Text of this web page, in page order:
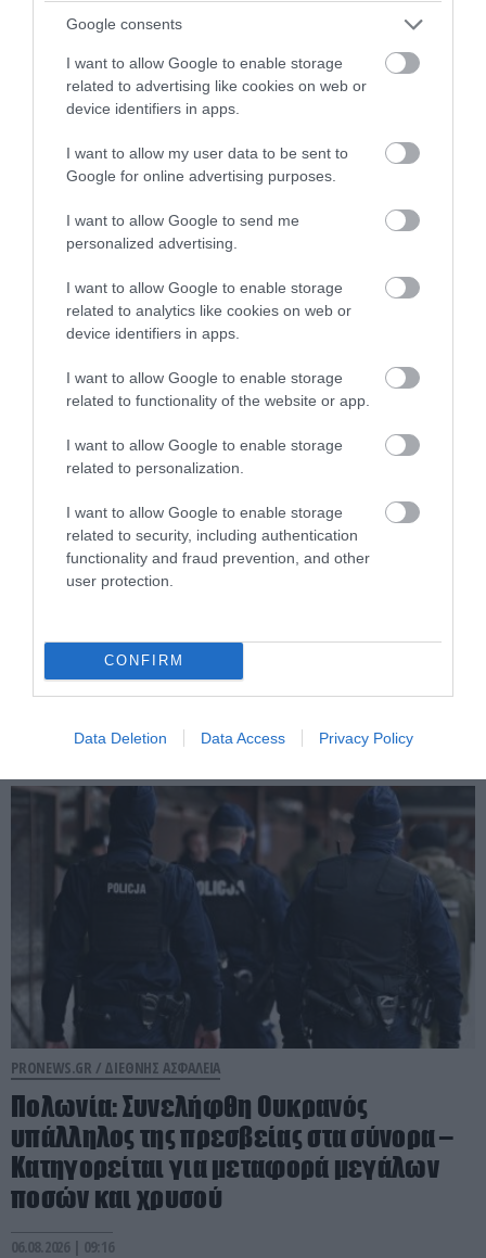
Google consents
I want to allow Google to enable storage
related to advertising like cookies on web or
device identifiers in apps.
I want to allow my user data to be sent to
Google for online advertising purposes.
I want to allow Google to send me
personalized advertising.
I want to allow Google to enable storage
related to analytics like cookies on web or
device identifiers in apps.
I want to allow Google to enable storage
related to functionality of the website or app.
I want to allow Google to enable storage
related to personalization.
I want to allow Google to enable storage
related to security, including authentication
functionality and fraud prevention, and other
user protection.
CONFIRM
Data Deletion Data Access Privacy Policy
ΔΙΕΘΝΗΣ ΑΣΦΑΛΕΙΑ
Β.Ζαλούζνι: «Η Ρωσία έχει βρει
αντίμετρα για σχεδόν όλα τα οπλικά
συστήματα του ΝΑΤΟ που χρησιμοποιεί η
Ουκρανία»
06.08.2026 | 12:36
Για πρώτη φορά οι Ρώσοι δημοσιεύουν
εκτοξεύσεις βαλλιστικών όπλων κατά
PRONEWS.GR / ΔΙΕΘΝΗΣ ΑΣΦΑΛΕΙΑ
Πολωνία: Συνελήφθη Ουκρανός
υπάλληλος της πρεσβείας στα σύνορα –
Κατηγορείται για μεταφορά μεγάλων
ποσών και χρυσού
06.08.2026 | 09:16